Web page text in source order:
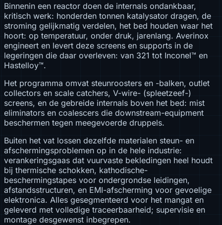
Binnenin een reactor doen de internals ondankbaar,
kritisch werk: honderden tonnen katalysator dragen, de
stroming gelijkmatig verdelen, het bed houden waar het
hoort: op temperatuur, onder druk, jarenlang. Averinox
engineert en levert deze screens en supports in de
legeringen die daar overleven: van 321 tot Inconel™ en
Hastelloy™.
Het programma omvat steunroosters en -balken, outlet
collectors en scale catchers, V-wire- (spleetzeef-)
screens, en de gebreide internals boven het bed: mist
eliminators en coalescers die downstream-equipment
beschermen tegen meegevoerde druppels.
Buiten het vat lossen dezelfde materialen steun- en
afschermingsproblemen op in de hele industrie:
verankeringsgaas dat vuurvaste bekledingen heel houdt
bij thermische schokken, kathodische-
beschermingstapes voor ondergrondse leidingen,
afstandsstructuren, en EMI-afscherming voor gevoelige
elektronica. Alles gesegmenteerd voor het mangat en
geleverd met volledige traceerbaarheid; supervisie en
montage desgewenst inbegrepen.